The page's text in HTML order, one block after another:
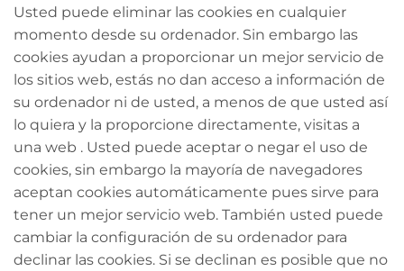
Usted puede eliminar las cookies en cualquier
momento desde su ordenador. Sin embargo las
cookies ayudan a proporcionar un mejor servicio de
los sitios web, estás no dan acceso a información de
su ordenador ni de usted, a menos de que usted así
lo quiera y la proporcione directamente, visitas a
una web . Usted puede aceptar o negar el uso de
cookies, sin embargo la mayoría de navegadores
aceptan cookies automáticamente pues sirve para
tener un mejor servicio web. También usted puede
cambiar la configuración de su ordenador para
declinar las cookies. Si se declinan es posible que no